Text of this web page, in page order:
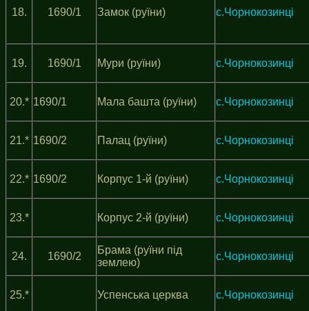
18. 1690/1 Замок (руїни) с.Чорнокозинці
19. 1690/1 Мури (руїни) с.Чорнокозинці
20.* 1690/1 Мала башта (руїни) с.Чорнокозинці
21.* 1690/2 Палац (руїни) с.Чорнокозинці
22.* 1690/2 Корпус 1-й (руїни) с.Чорнокозинці
23.* Корпус 2-й (руїни) с.Чорнокозинці
24. 1690/2
Брама (руїни під
землею)
с.Чорнокозинці
25.* Успенська церква с.Чорнокозинці